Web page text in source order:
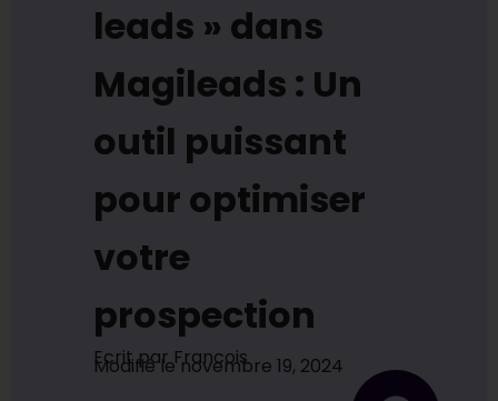
leads » dans
Magileads : Un
outil puissant
pour optimiser
votre
prospection
Ecrit parFrancois
Modifié le novembre 19, 2024